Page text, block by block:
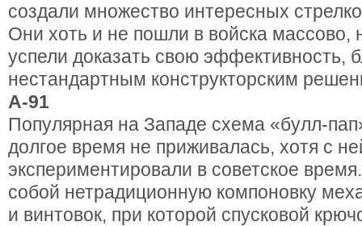
создали множество интересных
Они хоть и не пошли в войска массово,
успели доказать свою эффективность,
нестандартным конструкторским
А-91
Популярная на Западе схема «булл-
долгое время не приживалась, хотя с
экспериментировали в советское
собой нетрадиционную компоновку
и винтовок, при которой спусковой